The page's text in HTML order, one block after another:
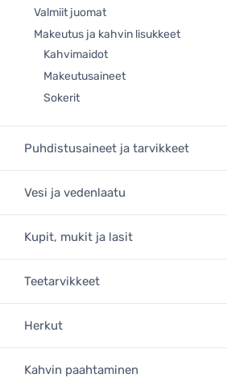
Valmiit juomat
Makeutus ja kahvin lisukkeet
Kahvimaidot
Makeutusaineet
Sokerit
Puhdistusaineet ja tarvikkeet
Vesi ja vedenlaatu
Kupit, mukit ja lasit
Teetarvikkeet
Herkut
Kahvin paahtaminen